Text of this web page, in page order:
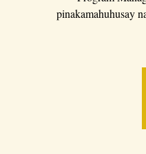
pinakamahuhusay